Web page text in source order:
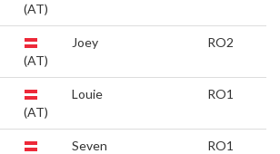
(AT)
(AT)
Joey RO2
(AT)
Louie RO1
Seven RO1